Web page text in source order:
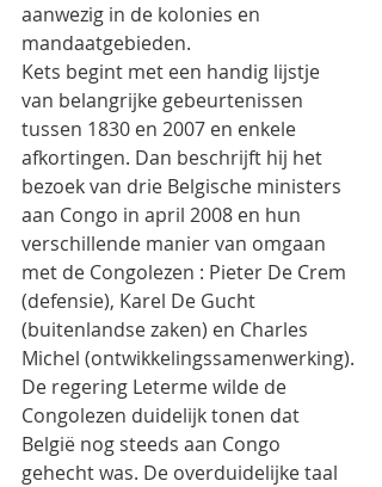
aanwezig in de kolonies en
mandaatgebieden.
Kets begint met een handig lijstje
van belangrijke gebeurtenissen
tussen 1830 en 2007 en enkele
afkortingen. Dan beschrijft hij het
bezoek van drie Belgische ministers
aan Congo in april 2008 en hun
verschillende manier van omgaan
met de Congolezen : Pieter De Crem
(defensie), Karel De Gucht
(buitenlandse zaken) en Charles
Michel (ontwikkelingssamenwerking).
De regering Leterme wilde de
Congolezen duidelijk tonen dat
België nog steeds aan Congo
gehecht was. De overduidelijke taal